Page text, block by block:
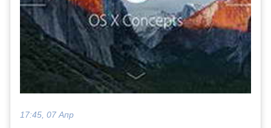
17:45, 07 Апр